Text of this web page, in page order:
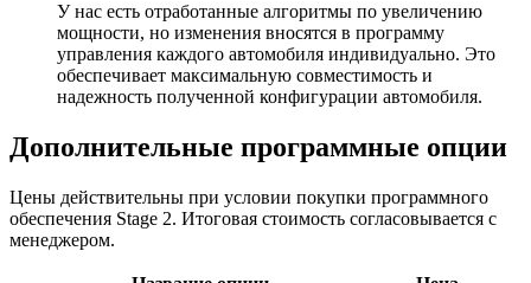
У нас есть отработанные алгоритмы по увеличению
мощности, но изменения вносятся в программу
управления каждого автомобиля индивидуально. Это
обеспечивает максимальную совместимость и
надежность полученной конфигурации автомобиля.
Дополнительные программные опции
Цены действительны при условии покупки программного
обеспечения Stage 2. Итоговая стоимость согласовывается с
менеджером.